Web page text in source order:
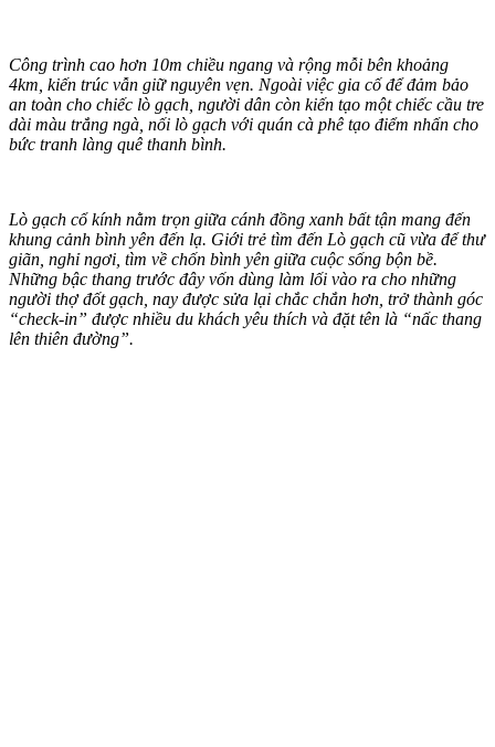
Công trình cao hơn 10m chiều ngang và rộng mỗi bên khoảng
4km, kiến trúc vẫn giữ nguyên vẹn. Ngoài việc gia cố để đảm bảo
an toàn cho chiếc lò gạch, người dân còn kiến tạo một chiếc cầu tre
dài màu trắng ngà, nối lò gạch với quán cà phê tạo điểm nhấn cho
bức tranh làng quê thanh bình.
Lò gạch cổ kính nằm trọn giữa cánh đồng xanh bất tận mang đến
khung cảnh bình yên đến lạ. Giới trẻ tìm đến Lò gạch cũ vừa để thư
giãn, nghỉ ngơi, tìm về chốn bình yên giữa cuộc sống bộn bề.
Những bậc thang trước đây vốn dùng làm lối vào ra cho những
người thợ đốt gạch, nay được sửa lại chắc chắn hơn, trở thành góc
“check-in” được nhiều du khách yêu thích và đặt tên là “nấc thang
lên thiên đường”.